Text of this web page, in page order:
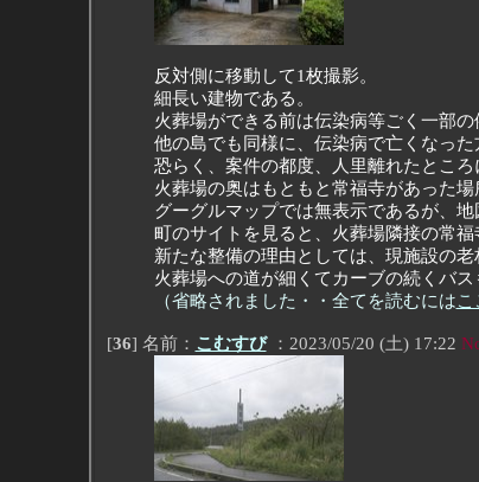
反対側に移動して1枚撮影。
細長い建物である。
火葬場ができる前は伝染病等ごく一部
他の島でも同様に、伝染病で亡くなっ
恐らく、案件の都度、人里離れたとこ
火葬場の奥はもともと常福寺があった
グーグルマップでは無表示であるが、
町のサイトを見ると、火葬場隣接の常
新たな整備の理由としては、現施設の
火葬場への道が細くてカーブの続くバ
（省略されました・・全てを読むにはこ
[36] 名前： こむすび：2023/05/20 (土) 17:22